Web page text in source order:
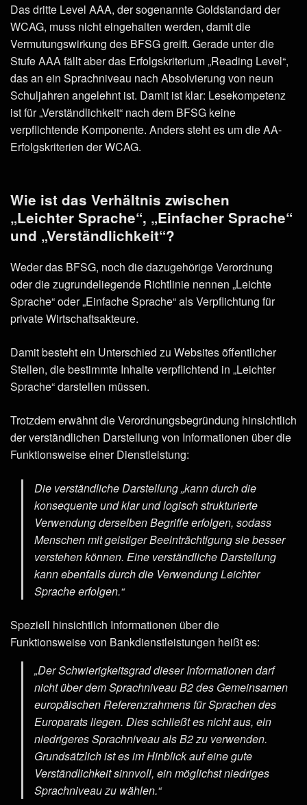
Das dritte Level AAA, der sogenannte Goldstandard der
WCAG, muss nicht eingehalten werden, damit die
Vermutungswirkung des BFSG greift. Gerade unter die
Stufe AAA fällt aber das Erfolgskriterium „Reading Level“,
das an ein Sprachniveau nach Absolvierung von neun
Schuljahren angelehnt ist. Damit ist klar: Lesekompetenz
ist für „Verständlichkeit“ nach dem BFSG keine
verpflichtende Komponente. Anders steht es um die AA-
Erfolgskriterien der WCAG.
Wie ist das Verhältnis zwischen
„Leichter Sprache“, „Einfacher Sprache“
und „Verständlichkeit“?
Weder das BFSG, noch die dazugehörige Verordnung
oder die zugrundeliegende Richtlinie nennen „Leichte
Sprache“ oder „Einfache Sprache“ als Verpflichtung für
private Wirtschaftsakteure.
Damit besteht ein Unterschied zu Websites öffentlicher
Stellen, die bestimmte Inhalte verpflichtend in „Leichter
Sprache“ darstellen müssen.
Trotzdem erwähnt die Verordnungsbegründung hinsichtlich
der verständlichen Darstellung von Informationen über die
Funktionsweise einer Dienstleistung:
Die verständliche Darstellung „kann durch die
konsequente und klar und logisch strukturierte
Verwendung derselben Begriffe erfolgen, sodass
Menschen mit geistiger Beeinträchtigung sie besser
verstehen können. Eine verständliche Darstellung
kann ebenfalls durch die Verwendung Leichter
Sprache erfolgen.“
Speziell hinsichtlich Informationen über die
Funktionsweise von Bankdienstleistungen heißt es:
„Der Schwierigkeitsgrad dieser Informationen darf
nicht über dem Sprachniveau B2 des Gemeinsamen
europäischen Referenzrahmens für Sprachen des
Europarats liegen. Dies schließt es nicht aus, ein
niedrigeres Sprachniveau als B2 zu verwenden.
Grundsätzlich ist es im Hinblick auf eine gute
Verständlichkeit sinnvoll, ein möglichst niedriges
Sprachniveau zu wählen.“